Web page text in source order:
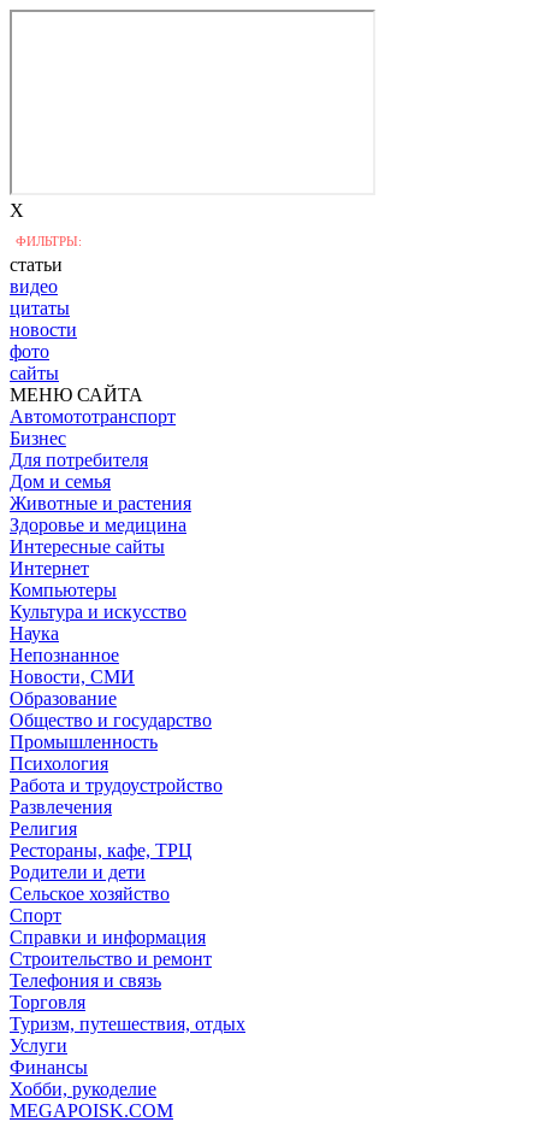
X
ФИЛЬТРЫ:
статьи
видео
цитаты
новости
фото
сайты
МЕНЮ САЙТА
Автомототранспорт
Бизнес
Для потребителя
Дом и семья
Животные и растения
Здоровье и медицина
Интересные сайты
Интернет
Компьютеры
Культура и искусство
Наука
Непознанное
Новости, СМИ
Образование
Общество и государство
Промышленность
Психология
Работа и трудоустройство
Развлечения
Религия
Рестораны, кафе, ТРЦ
Родители и дети
Сельское хозяйство
Спорт
Справки и информация
Строительство и ремонт
Телефония и связь
Торговля
Туризм, путешествия, отдых
Услуги
Финансы
Хобби, рукоделие
MEGAPOISK.COM